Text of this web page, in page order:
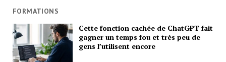
FORMATIONS
Cette fonction cachée de ChatGPT fait
gagner un temps fou et très peu de
gens l’utilisent encore